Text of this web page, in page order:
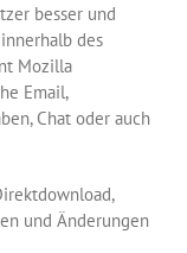
besser und
des
Mozilla
Email,
Chat oder auch
und Änderungen